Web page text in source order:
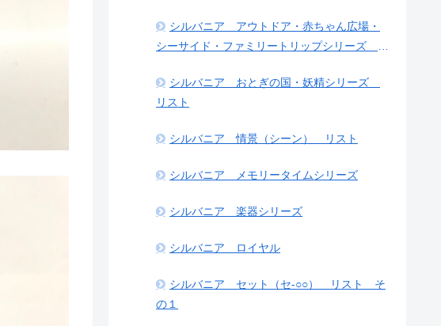
シルバニア アウトドア・赤ちゃん広場・
シーサイド・ファミリートリップシリーズ リ
シルバニア おとぎの国・妖精シリーズ
リスト
シルバニア 情景（シーン） リスト
シルバニア メモリータイムシリーズ
シルバニア 楽器シリーズ
シルバニア ロイヤル
シルバニア セット（セ-○○） リスト そ
の１